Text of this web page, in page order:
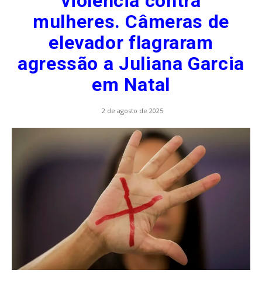
mulheres. Câmeras de
elevador flagraram
agressão a Juliana Garcia
em Natal
2 de agosto de 2025